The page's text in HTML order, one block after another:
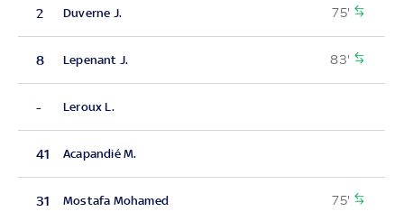
2 Duverne J. 75'
8 Lepenant J. 83'
- Leroux L.
41 Acapandié M.
31 Mostafa Mohamed 75'